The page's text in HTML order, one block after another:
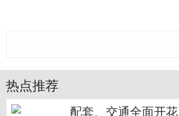
热点推荐
配套、交通全面开